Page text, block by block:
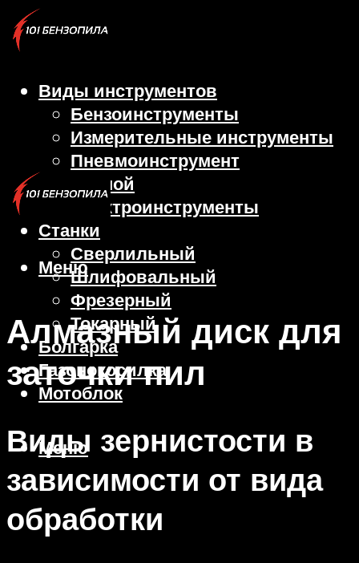
Виды инструментов
Бензоинструменты
Измерительные инструменты
Пневмоинструмент
Ручной
Электроинструменты
Станки
Сверлильный
Шлифовальный
Фрезерный
Токарный
Болгарка
Газонокосилка
Мотоблок
Меню
Меню
Алмазный диск для
заточки пил
Виды зернистости в
зависимости от вида
обработки